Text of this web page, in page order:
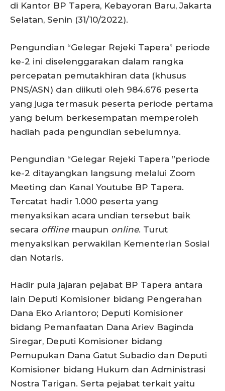
di Kantor BP Tapera, Kebayoran Baru, Jakarta
Selatan, Senin (31/10/2022).
Pengundian “Gelegar Rejeki Tapera” periode
ke-2 ini diselenggarakan dalam rangka
percepatan pemutakhiran data (khusus
PNS/ASN) dan diikuti oleh 984.676 peserta
yang juga termasuk peserta periode pertama
yang belum berkesempatan memperoleh
hadiah pada pengundian sebelumnya.
Pengundian “Gelegar Rejeki Tapera ”periode
ke-2 ditayangkan langsung melalui Zoom
Meeting dan Kanal Youtube BP Tapera.
Tercatat hadir 1.000 peserta yang
menyaksikan acara undian tersebut baik
secara offlinemaupun online. Turut
menyaksikan perwakilan Kementerian Sosial
dan Notaris.
Hadir pula jajaran pejabat BP Tapera antara
lain Deputi Komisioner bidang Pengerahan
Dana Eko Ariantoro; Deputi Komisioner
bidang Pemanfaatan Dana Ariev Baginda
Siregar, Deputi Komisioner bidang
Pemupukan Dana Gatut Subadio dan Deputi
Komisioner bidang Hukum dan Administrasi
Nostra Tarigan. Serta pejabat terkait yaitu